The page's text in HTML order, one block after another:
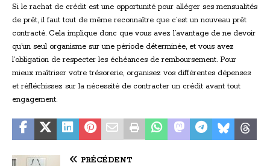
Si le rachat de crédit est une opportunité pour alléger ses mensualités
de prêt, il faut tout de même reconnaître que c’est un nouveau prêt
contracté. Cela implique donc que vous avez l’avantage de ne devoir
qu’un seul organisme sur une période déterminée, et vous avez
l’obligation de respecter les échéances de remboursement. Pour
mieux maîtriser votre trésorerie, organisez vos différentes dépenses
et réfléchissez sur la nécessité de contracter un crédit avant tout
engagement.
PRÉCÉDENT